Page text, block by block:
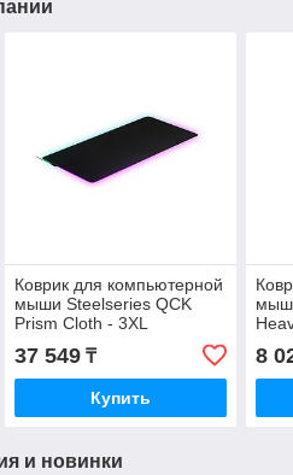
Коврик для компьютерной
мыши Steelseries QCK
Prism Cloth - 3XL
37 549₸
Купить
8
и новинки